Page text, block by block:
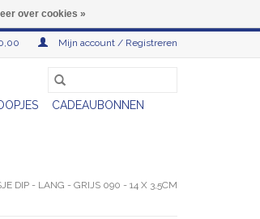
Mijn account / Registreren
CADEAUBONNEN
DIP - LANG - GRIJS 090 - 14 X 3,5CM
over cookies »